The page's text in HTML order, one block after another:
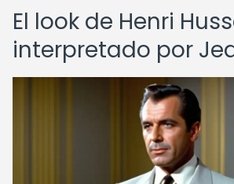
El look de Henri
interpretado por